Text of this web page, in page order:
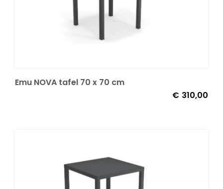
Emu NOVA tafel 70 x 70 cm
€ 310,00